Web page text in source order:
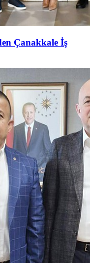
Çanakkale İş